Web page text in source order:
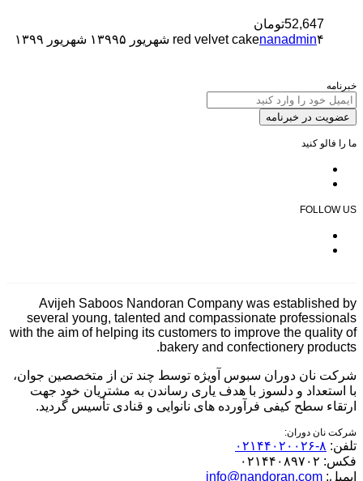
52,647تومان
red velvet cakenanadmin۴ شهریور ۱۳۹۹ ۵ شهریور ۱۳۹۹
خبرنامه
عضویت در خبرنامه
ما را فالو کنید
FOLLOW US
Avijeh Saboos Nandoran Company was established by
several young, talented and compassionate professionals
with the aim of helping its customers to improve the quality of
bakery and confectionery products.
شرکت نان دوران سبوس آویژه توسط چند تن از متخصصین جوان،
با استعداد و دلسوز با هدف یاری رساندن به مشتریان خود جهت
ارتقاء سطح کیفی فرآورده های نانوایی و قنادی تأسیس گردید.
شرکت نان دوران:
تلفن: ۸-۰۲۱۴۴۰۲۰۰۲۶
فکس: ۰۲۱۴۴۰۸۹۷۰۲
ایمیل: info@nandoran.com